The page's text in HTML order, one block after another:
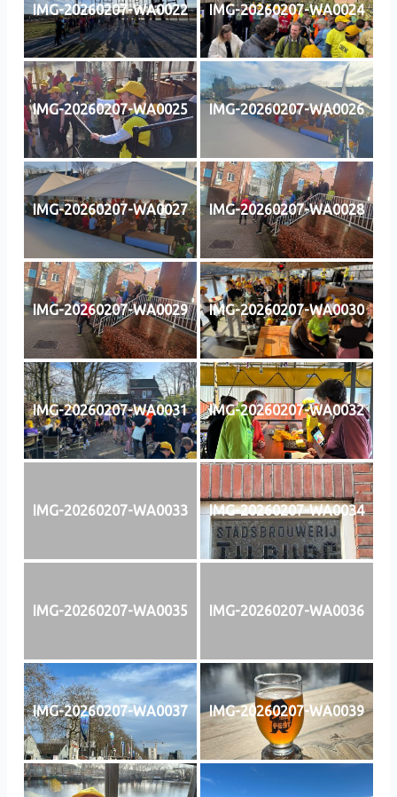
IMG-20260207-WA0022 IMG-20260207-WA0024
IMG-20260207-WA0025 IMG-20260207-WA0026
IMG-20260207-WA0027 IMG-20260207-WA0028
IMG-20260207-WA0029 IMG-20260207-WA0030
IMG-20260207-WA0031 IMG-20260207-WA0032
IMG-20260207-WA0033 IMG-20260207-WA0034
IMG-20260207-WA0035 IMG-20260207-WA0036
IMG-20260207-WA0037 IMG-20260207-WA0039